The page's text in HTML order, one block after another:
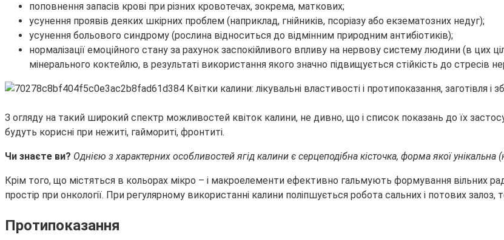
поповнення запасів крові при різних кровотечах, зокрема, маткових;
усунення проявів деяких шкірних проблем (наприклад, гнійників, псоріазу або екзематозних недуг);
усунення больового синдрому (рослина відноситься до відмінним природним антибіотиків);
нормалізації емоційного стану за рахунок заспокійливого впливу на нервову систему людини (в цих
мінерального коктейлю, в результаті використання якого значно підвищується стійкість до стресів
З огляду на такий широкий спектр можливостей квіток калини, не дивно, що і список показань до їх
будуть корисні при нежиті, гаймориті, фронтиті.
Чи знаєте ви? Однією з характерних особливостей ягід калини є серцеподібна кісточка, форма якої унікальна
Крім того, що містяться в кольорах мікро – і макроелементи ефективно гальмують формування вільних
простір при онкології. При регулярному використанні калини поліпшується робота сальних і потових
Протипоказання